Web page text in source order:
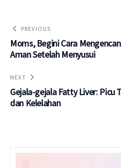
PREVIOUS
Moms, Begini Cara
Aman Setelah Menyusui
NEXT
Gejala-gejala Fatty Liver: Picu
dan Kelelahan